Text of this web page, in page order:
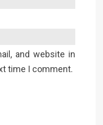
and website in
time I comment.